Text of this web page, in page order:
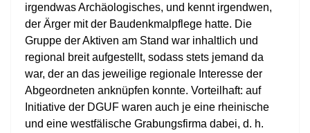
irgendwas Archäologisches, und kennt irgendwen,
der Ärger mit der Baudenkmalpflege hatte. Die
Gruppe der Aktiven am Stand war inhaltlich und
regional breit aufgestellt, sodass stets jemand da
war, der an das jeweilige regionale Interesse der
Abgeordneten anknüpfen konnte. Vorteilhaft: auf
Initiative der DGUF waren auch je eine rheinische
und eine westfälische Grabungsfirma dabei, d. h.